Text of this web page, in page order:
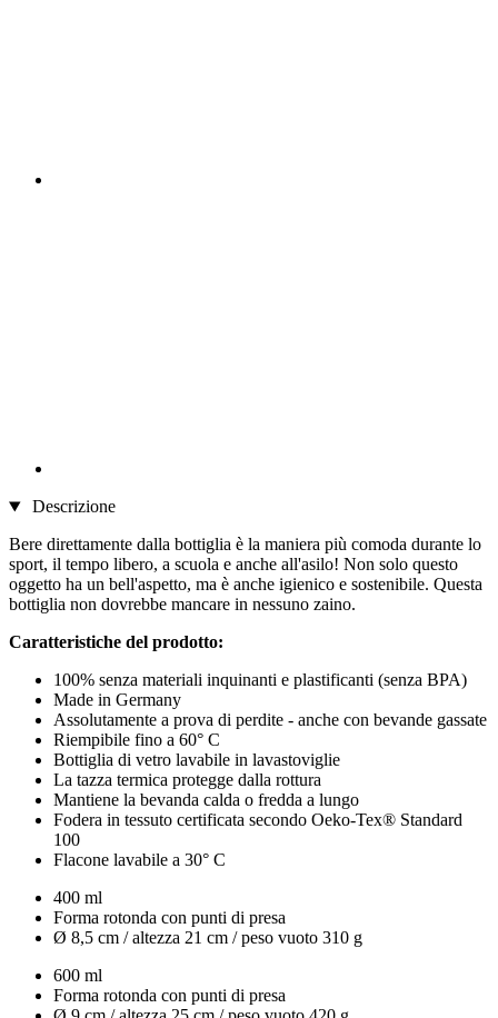
Descrizione
Bere direttamente dalla bottiglia è la maniera più comoda durante lo
sport, il tempo libero, a scuola e anche all'asilo! Non solo questo
oggetto ha un bell'aspetto, ma è anche igienico e sostenibile. Questa
bottiglia non dovrebbe mancare in nessuno zaino.
Caratteristiche del prodotto:
100% senza materiali inquinanti e plastificanti (senza BPA)
Made in Germany
Assolutamente a prova di perdite - anche con bevande gassate
Riempibile fino a 60° C
Bottiglia di vetro lavabile in lavastoviglie
La tazza termica protegge dalla rottura
Mantiene la bevanda calda o fredda a lungo
Fodera in tessuto certificata secondo Oeko-Tex® Standard
100
Flacone lavabile a 30° C
400 ml
Forma rotonda con punti di presa
Ø 8,5 cm / altezza 21 cm / peso vuoto 310 g
600 ml
Forma rotonda con punti di presa